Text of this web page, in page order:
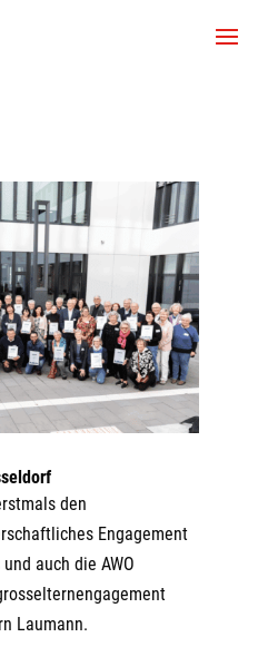
den
Engagement
auch die AWO
Laumann.